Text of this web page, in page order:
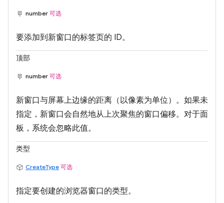
number 可选
要添加到新窗口的标签页的 ID。
顶部
number 可选
新窗口与屏幕上边缘的距离（以像素为单位）。如果未
指定，新窗口会自然地从上次聚焦的窗口偏移。对于面
板，系统会忽略此值。
类型
CreateType 可选
指定要创建的浏览器窗口的类型。